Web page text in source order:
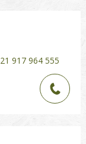
917 964 555